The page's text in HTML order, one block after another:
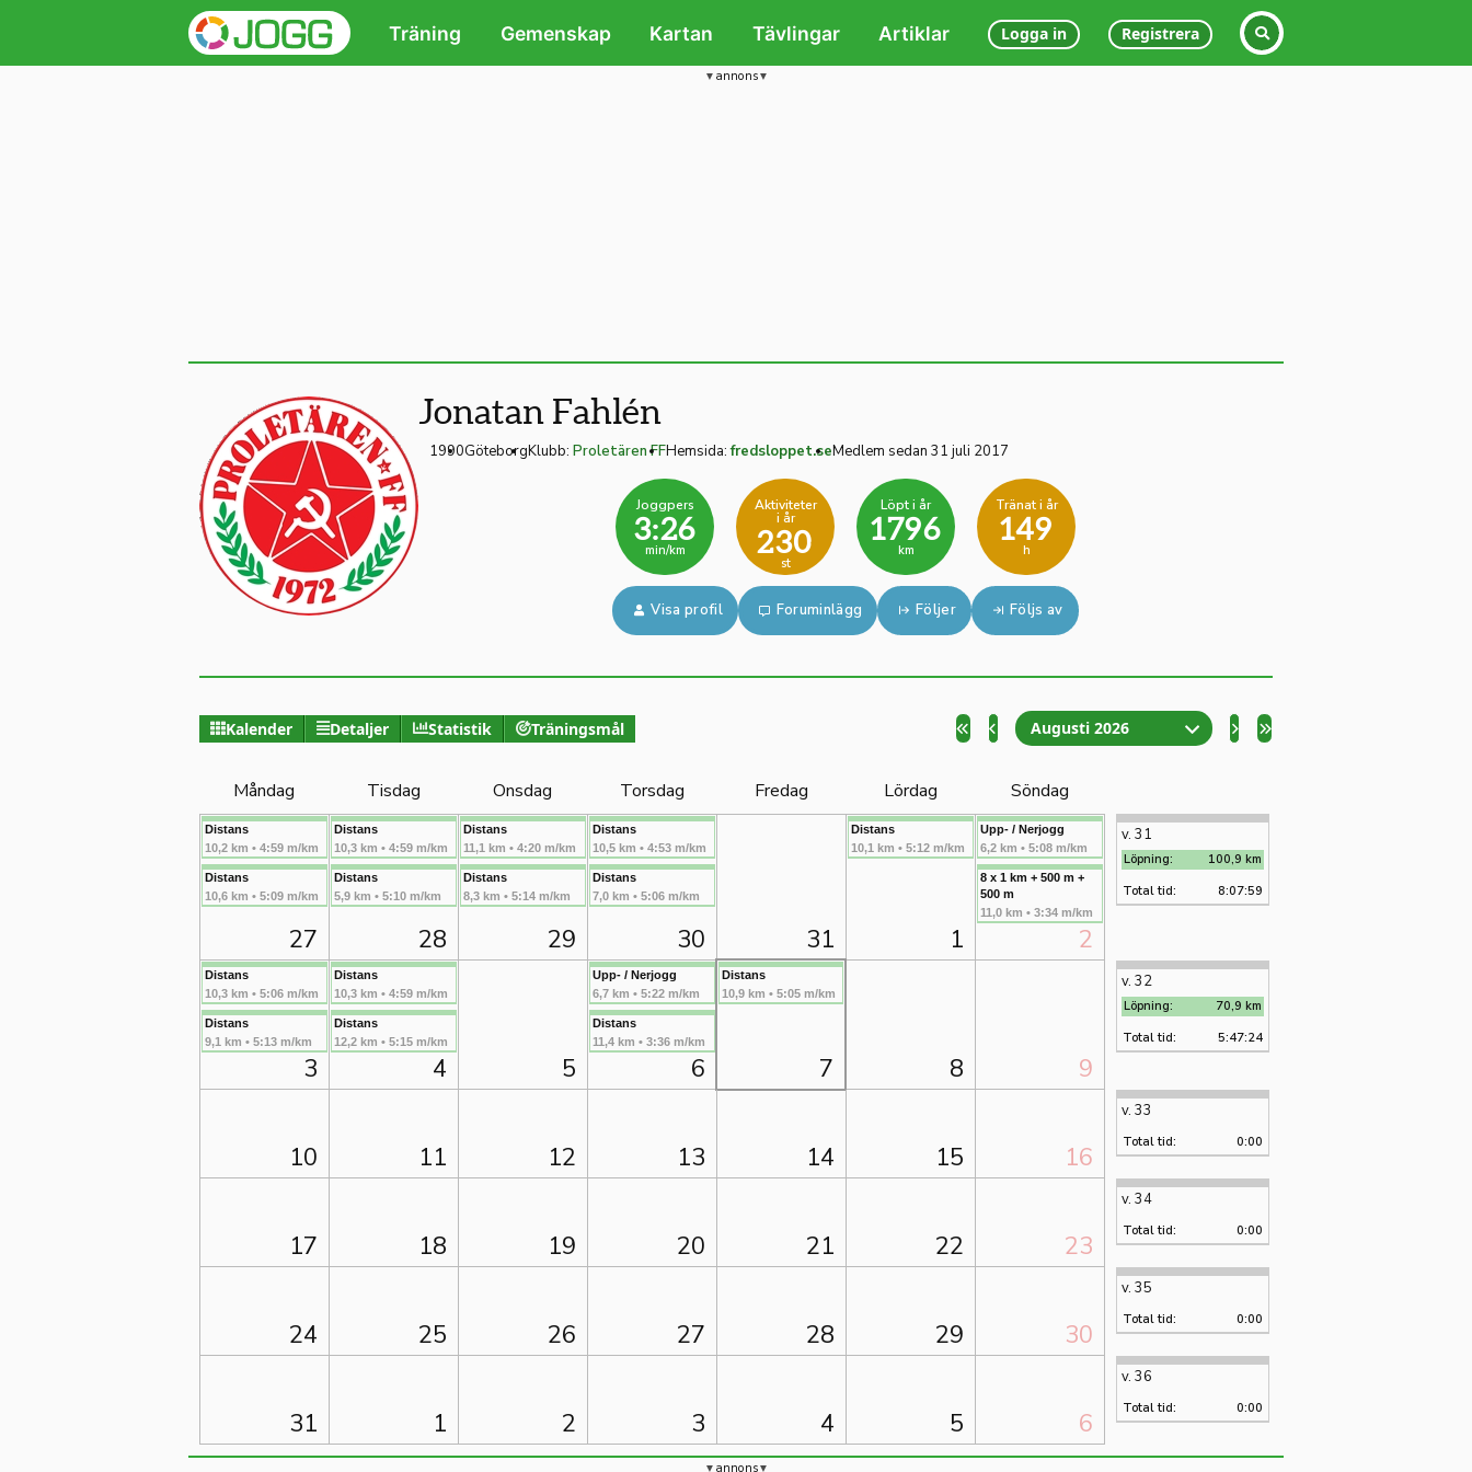
Träning Gemenskap Kartan Tävlingar Artiklar Logga in Registrera
annons
Jonatan Fahlén
1990GöteborgKlubb: Proletären FFHemsida:fredsloppet.seMedlem sedan 31 juli 2017
Joggpers
3:26
min/km
Aktiviteter
i år
230
st
Löpt i år
1796
km
Tränat i år
149
h
Visa profil Foruminlägg Följer Följs av
Kalender Detaljer Statistik Träningsmål Augusti 2026
Måndag Tisdag Onsdag Torsdag Fredag Lördag Söndag
Distans
10,2 km • 4:59 m/km
Distans
10,6 km • 5:09 m/km
27
Distans
10,3 km • 4:59 m/km
Distans
5,9 km • 5:10 m/km
28
Distans
11,1 km • 4:20 m/km
Distans
8,3 km • 5:14 m/km
29
Distans
10,5 km • 4:53 m/km
Distans
7,0 km • 5:06 m/km
30 31
Distans
10,1 km • 5:12 m/km
1
Upp- / Nerjogg
6,2 km • 5:08 m/km
8 x 1 km + 500 m +
500 m
11,0 km • 3:34 m/km
2
v. 31
Löpning:
100,9 km
Total tid:
8:07:59
Distans
10,3 km • 5:06 m/km
Distans
9,1 km • 5:13 m/km
3
Distans
10,3 km • 4:59 m/km
Distans
12,2 km • 5:15 m/km
4 5
Upp- / Nerjogg
6,7 km • 5:22 m/km
Distans
11,4 km • 3:36 m/km
6
Distans
10,9 km • 5:05 m/km
7 8 9
v. 32
Löpning:
70,9 km
Total tid:
5:47:24
10 11 12 13 14 15 16
v. 33
Total tid: 0:00
17 18 19 20 21 22 23
v. 34
Total tid: 0:00
24 25 26 27 28 29 30
v. 35
Total tid: 0:00
31 1 2 3 4 5 6
v. 36
Total tid: 0:00
annons